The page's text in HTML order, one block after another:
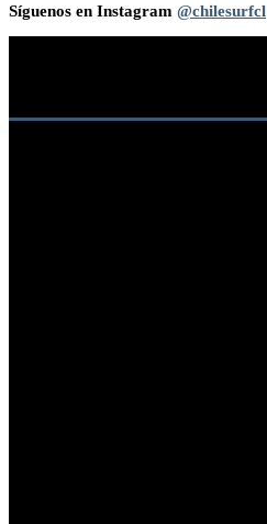
Síguenos en Instagram @chilesurfcl